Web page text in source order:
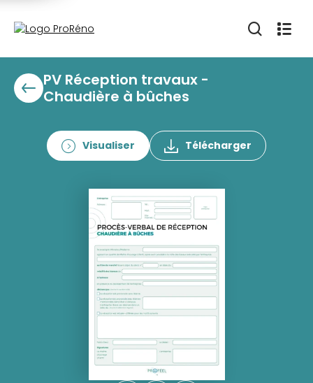
PV Réception travaux -
Chaudière à bûches
Visualiser Télécharger